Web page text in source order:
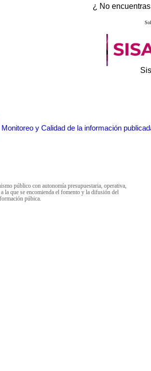
¿ No
Monitoreo y Calidad de la información
público con autonomía presupuestaria, operativa,
la que se encomienda el fomento y la difusión del
púbica.